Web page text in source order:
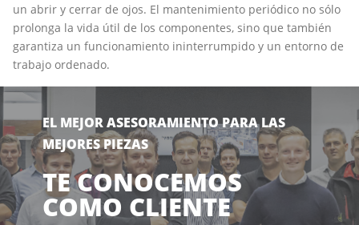
un abrir y cerrar de ojos. El mantenimiento periódico no sólo
prolonga la vida útil de los componentes, sino que también
garantiza un funcionamiento ininterrumpido y un entorno de
trabajo ordenado.
EL MEJOR ASESORAMIENTO PARA LAS
MEJORES PIEZAS
TE CONOCEMOS
COMO CLIENTE